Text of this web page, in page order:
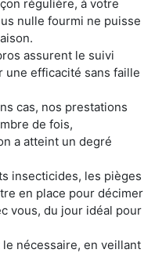
régulière, à votre
nulle fourmi ne puisse
assurent le suivi
une efficacité sans faille
cas, nos prestations
de fois,
a atteint un degré
insecticides, les pièges
en place pour décimer
vous, du jour idéal pour
nécessaire, en veillant